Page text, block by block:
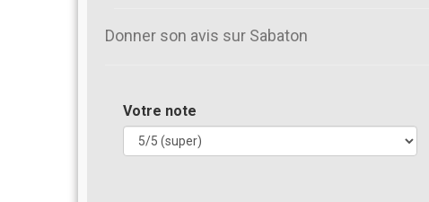
Donner son avis sur Sabaton
Votre note